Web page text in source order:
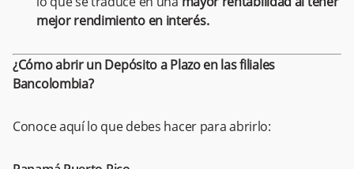
mejor rendimiento en interés.
¿Cómo abrir un Depósito a Plazo en las filiales
Bancolombia?
Conoce aquí lo que debes hacer para abrirlo: